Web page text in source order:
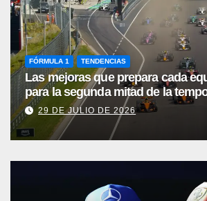
FÓRMULA 1 TENDENCIAS
Las mejoras que prepara cada
para la segunda mitad de la
29 DE JULIO DE 2026